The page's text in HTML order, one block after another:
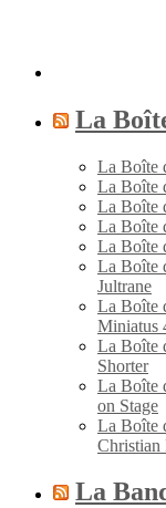
La
La Boîte
La Boîte
La Boîte
La Boîte
La Boîte
La Boîte
Jultrane
La Boîte
Miniatus
La Boîte
Shorter
La Boîte
on Stage
La Boîte
Christian
La